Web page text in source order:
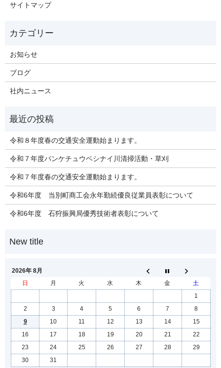
サイトマップ
お知らせ
ブログ
社内ニュース
令和８年度春の交通安全運動始まります。
令和７年度パンケチュウベシナイ川清掃活動・草刈
令和７年度春の交通安全運動始まります。
令和6年度 当別町商工会永年勤続優良従業員表彰について
令和6年度 石狩振興局優秀技術者表彰について
2026年 8月
日
月 火 水 木 金
土
1
2
3 4 5 6 7
8
9
10 11 12 13 14
15
16
17 18 19 20 21
22
23
24 25 26 27 28
29
30
31